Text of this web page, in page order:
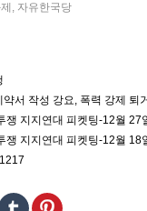
, 자유한국당
서 작성 강요, 폭력 강제 퇴
쟁 지지연대 피켓팅-12월 27
쟁 지지연대 피켓팅-12월 18